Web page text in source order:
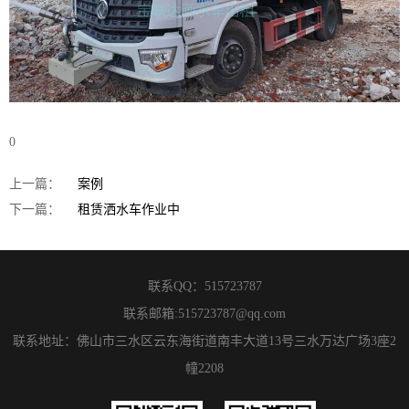
0
上一篇：
案例
下一篇：
租赁洒水车作业中
联系QQ： 515723787
联系邮箱:515723787@qq.com
联系地址：佛山市三水区云东海街道南丰大道13号三水万达广场3座2
幢2208